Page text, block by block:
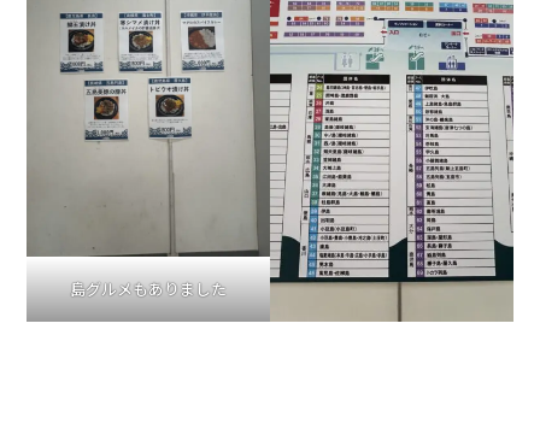
島グルメもありました